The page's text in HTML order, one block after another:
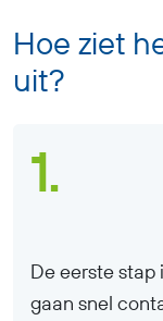
Hoe ziet
uit?
1.
De eerste
gaan snel